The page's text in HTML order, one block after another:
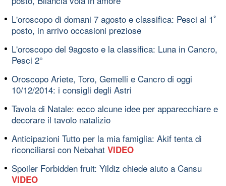
L'oroscopo di domani 7 agosto e classifica: Pesci al 1ﾟ
posto, in arrivo occasioni preziose
L'oroscopo del 9agosto e la classifica: Luna in Cancro,
Pesci 2°
Oroscopo Ariete, Toro, Gemelli e Cancro di oggi
10/12/2014: i consigli degli Astri
Tavola di Natale: ecco alcune idee per apparecchiare e
decorare il tavolo natalizio
Anticipazioni Tutto per la mia famiglia: Akif tenta di
riconciliarsi con Nebahat VIDEO
Spoiler Forbidden fruit: Yildiz chiede aiuto a Cansu
VIDEO